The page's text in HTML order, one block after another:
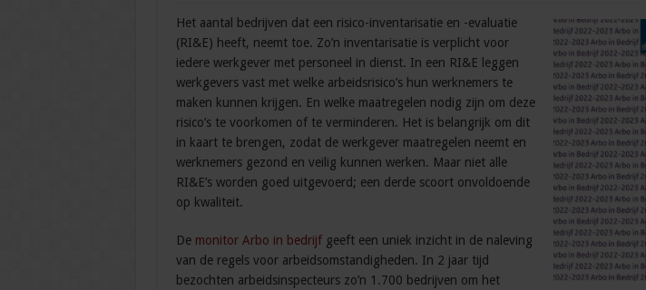
Het aantal bedrijven dat een risico-inventarisatie en -evaluatie
(RI&E) heeft, neemt toe. Zo’n inventarisatie is verplicht voor
iedere werkgever met personeel in dienst. In een RI&E leggen
werkgevers vast met welke arbeidsrisico’s hun werknemers te
maken kunnen krijgen. En welke maatregelen nodig zijn om deze
risico’s te voorkomen of te verminderen. Het is belangrijk om dit
in kaart te brengen, zodat de werkgever maatregelen neemt en
werknemers gezond en veilig kunnen werken. Maar niet alle
RI&E’s worden goed uitgevoerd; een derde scoort onvoldoende
op kwaliteit.
De monitor Arbo in bedrijfgeeft een uniek inzicht in de naleving
van de regels voor arbeidsomstandigheden. In 2 jaar tijd
bezochten arbeidsinspecteurs zo’n 1.700 bedrijven om het